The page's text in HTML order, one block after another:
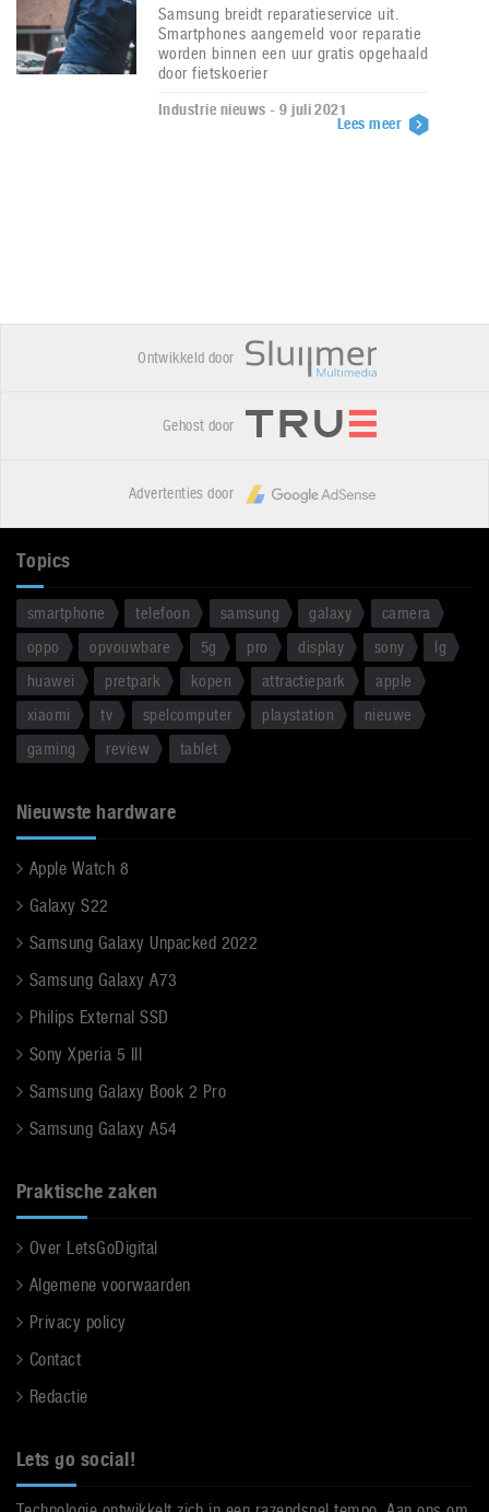
Samsung breidt reparatieservice uit.
Smartphones aangemeld voor reparatie
worden binnen een uur gratis opgehaald
door fietskoerier
Industrie nieuws - 9 juli 2021
Lees meer
Ontwikkeld door
Gehost door
Advertenties door
Topics
smartphone telefoon samsung galaxy
camera
oppo
opvouwbare 5g pro display sony
lg
huawei
pretpark kopen attractiepark
apple
xiaomi
tv spelcomputer playstation
nieuwe
gaming
review tablet
Nieuwste hardware
Apple Watch 8
Galaxy S22
Samsung Galaxy Unpacked 2022
Samsung Galaxy A73
Philips External SSD
Sony Xperia 5 III
Samsung Galaxy Book 2 Pro
Samsung Galaxy A54
Praktische zaken
Over LetsGoDigital
Algemene voorwaarden
Privacy policy
Contact
Redactie
Lets go social!